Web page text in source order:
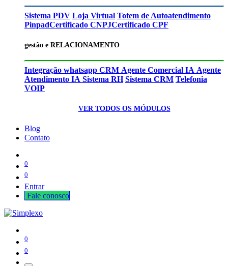
Sistema PDV Loja Virtual Totem de Autoatendimento
PinpadCertificado CNPJCertificado CPF
gestão e RELACIONAMENTO
Integração whatsapp CRM Agente Comercial IA Agente
Atendimento IA Sistema RH Sistema CRM Telefonia
VOIP
VER TODOS OS MÓDULOS
Blog
Contato
0
0
Entrar
Fale cono​​​​​​​​sco
0
0